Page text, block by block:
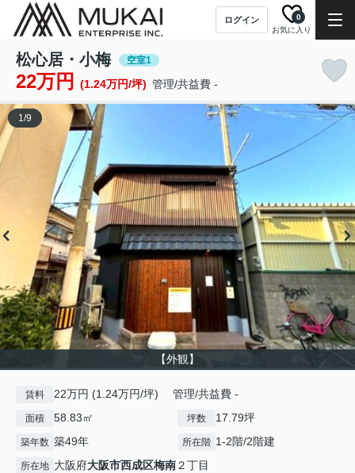
ログイン
お気に入り
0
松心居・小梅 空室1
22万円 (1.24万円/坪) 管理/共益費 -
【外観】
1/9
賃料 22万円 (1.24万円/坪) 管理/共益費 -
面積 58.83㎡ 坪数 17.79坪
築年数 築49年 所在階 1-2階/2階建
所在地 大阪府大阪市西成区梅南２丁目